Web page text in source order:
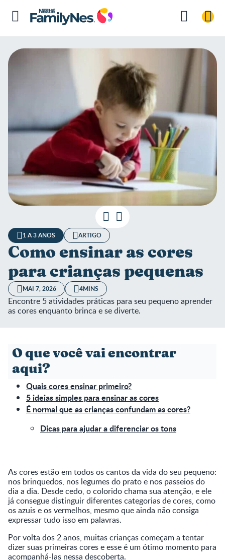
1 A 3 ANOS ARTIGO
Como ensinar as cores
para crianças pequenas
MAI 7, 2026 4MINS
Encontre 5 atividades práticas para seu pequeno aprender
as cores enquanto brinca e se diverte.
O que você vai encontrar
aqui?
Quais cores ensinar primeiro?
5 ideias simples para ensinar as cores
É normal que as crianças confundam as cores?
Dicas para ajudar a diferenciar os tons
As cores estão em todos os cantos da vida do seu pequeno:
nos brinquedos, nos legumes do prato e nos passeios do
dia a dia. Desde cedo, o colorido chama sua atenção, e ele
já consegue distinguir diferentes categorias de cores, como
os azuis e os vermelhos, mesmo que ainda não consiga
expressar tudo isso em palavras.
Por volta dos 2 anos, muitas crianças começam a tentar
dizer suas primeiras cores e esse é um ótimo momento para
acompanhá-las nessa descoberta.